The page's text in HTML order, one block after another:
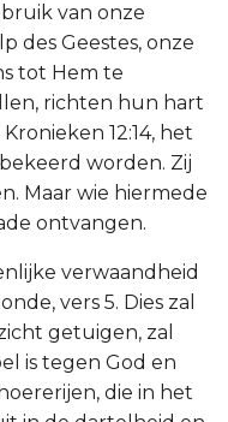
van onze
des Geestes, onze
tot Hem te
richten hun hart
12:14, het
worden. Zij
Maar wie hiermede
ontvangen.
verwaandheid
vers 5. Dies zal
getuigen, zal
is tegen God en
die in het